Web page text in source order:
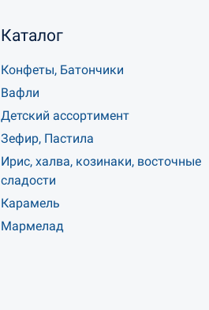
Каталог
Конфеты, Батончики
Вафли
Детский ассортимент
Зефир, Пастила
Ирис, халва, козинаки, восточные
сладости
Карамель
Мармелад